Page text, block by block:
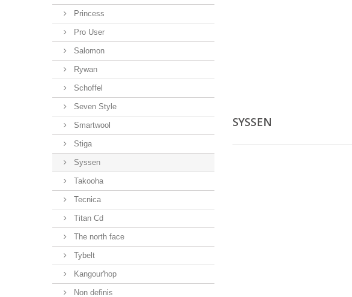
Princess
Pro User
Salomon
Rywan
Schoffel
Seven Style
Smartwool
Stiga
Syssen
Takooha
Tecnica
Titan Cd
The north face
Tybelt
Kangour'hop
Non definis
SYSSEN